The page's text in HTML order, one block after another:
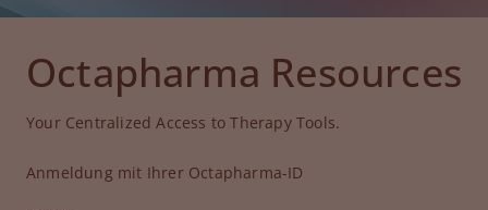
Octapharma Resources
Your Centralized Access to Therapy Tools.
Anmeldung mit Ihrer Octapharma-ID